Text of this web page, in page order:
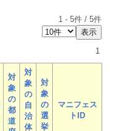
1 - 5件 / 5件
1
対
象
の
都
道
対
象
の
自
治
体
対
象
の
選
挙
マニフェス
トID